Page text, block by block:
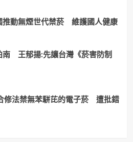
推動無煙世代禁菸 維護國人健康
南 王郁揚:先讓台灣《菸害防制
修法禁無苯駢芘的電子菸 遭批錯